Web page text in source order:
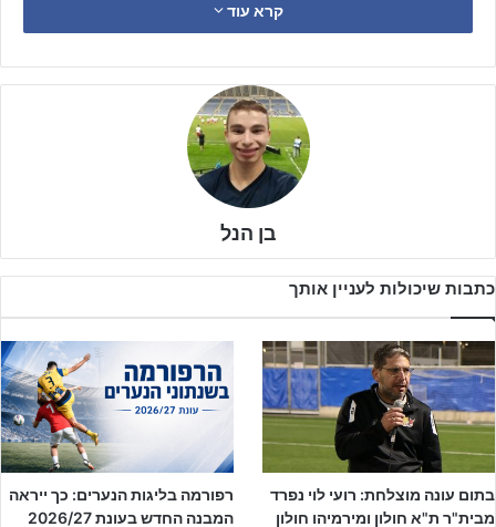
, חובת ההוכחה חלה על הירושלמים
שנתון 2007, שיפתחו את העונה בנערים א' ארצית דרום.
קרא עוד
בן הנל
כתבות שיכולות לעניין אותך
בתום עונה מוצלחת: רועי לוי נפרד
מבית"ר ת"א חולון ומירמיהו חולון
רפורמה בליגות הנערים: כך ייראה
המבנה החדש בעונת 2026/27